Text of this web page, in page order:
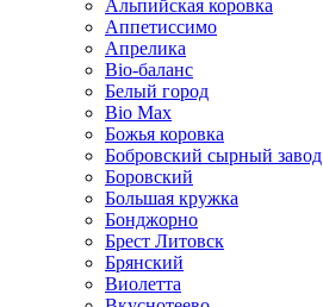
Альпийская коровка
Аппетиссимо
Апрелика
Bio-баланс
Белый город
Bio Max
Божья коровка
Бобровский сырный завод
Боровский
Большая кружка
Бонджорно
Брест Литовск
Брянский
Виолетта